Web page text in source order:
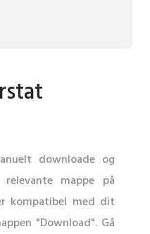
downloade og
mappe på
kompatibel med dit
"Download". Gå